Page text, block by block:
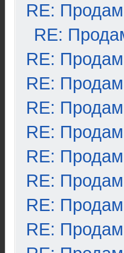
RE:
RE:
RE:
RE:
RE:
RE:
RE:
RE:
RE:
RE: